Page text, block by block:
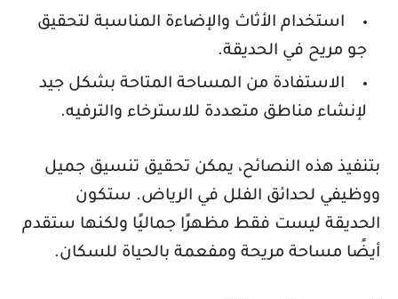
استخدام الأثاث والإضاءة المناسبة لتحقيق
جو مريح في الحديقة.
الاستفادة من المساحة المتاحة بشكل جيد
لإنشاء مناطق متعددة للاسترخاء والترفيه.
بتنفيذ هذه النصائح، يمكن تحقيق تنسيق جميل
ووظيفي لحدائق الفلل في الرياض. ستكون
الحديقة ليست فقط مظهرًا جماليًا ولكنها ستقدم
أيضًا مساحة مريحة ومفعمة بالحياة للسكان.